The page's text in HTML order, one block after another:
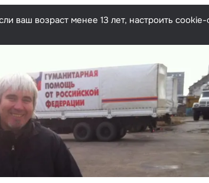
ваш возраст менее 13 лет, настроить